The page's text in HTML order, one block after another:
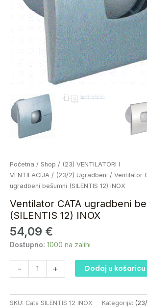
Početna / Shop / (23) VENTILATORI I
VENTILACIJA / (23/2) Ugradbeni / Ventilator
ugradbeni bešumni (SILENTIS 12) INOX
Ventilator CATA ugradbeni
(SILENTIS 12) INOX
54,09 €
Dostupno: 1000 na zalihi
-
Ventilator
CATA
ugradbeni
(SILENTIS
12)
INOX
količina
+ Dodaj u košaricu
SKU: Cata SILENTIS 12 INOX Kategorija: